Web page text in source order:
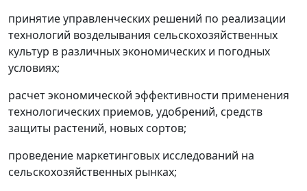
принятие управленческих решений по реализации
технологий возделывания сельскохозяйственных
культур в различных экономических и погодных
условиях;
расчет экономической эффективности применения
технологических приемов, удобрений, средств
защиты растений, новых сортов;
проведение маркетинговых исследований на
сельскохозяйственных рынках;